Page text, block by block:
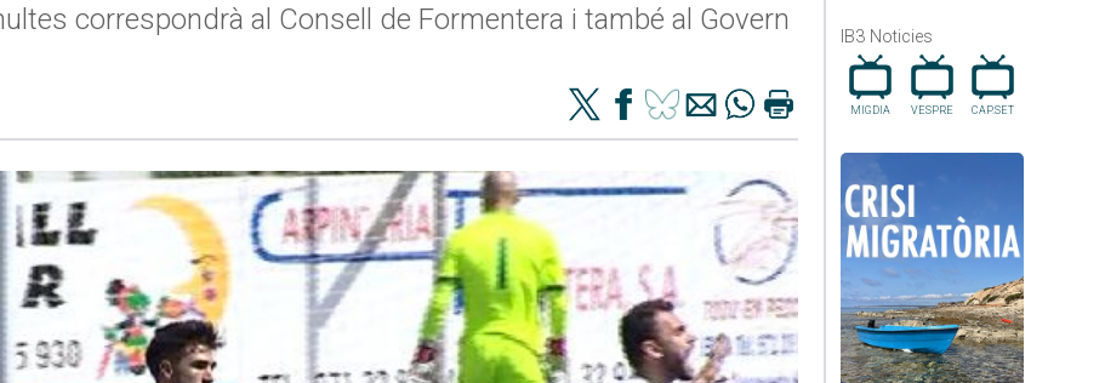
IB3 Noticies
MIGDIA VESPRE CAP.SET
correspondrà al Consell de Formentera i també al Govern